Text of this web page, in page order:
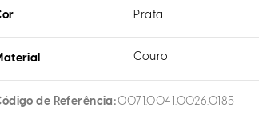
Prata
Couro
de Referência 0071.0041.0026.0185